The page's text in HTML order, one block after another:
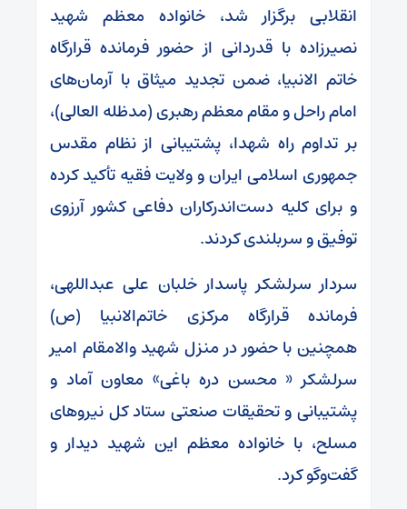
انقلابی برگزار شد، خانواده معظم شهید
نصیرزاده با قدردانی از حضور فرمانده قرارگاه
خاتم الانبیا، ضمن تجدید میثاق با آرمان‌های
امام راحل و مقام معظم رهبری (مدظله العالی)،
بر تداوم راه شهدا، پشتیبانی از نظام مقدس
جمهوری اسلامی ایران و ولایت فقیه تأکید کرده
و برای کلیه دست‌اندرکاران دفاعی کشور آرزوی
توفیق و سربلندی کردند.
سردار سرلشکر پاسدار خلبان علی عبداللهی،
فرمانده قرارگاه مرکزی خاتم‌الانبیا (ص)
همچنین با حضور در منزل شهید والامقام امیر
سرلشکر « محسن دره باغی» معاون آماد و
پشتیبانی و تحقیقات صنعتی ستاد کل نیروهای
مسلح، با خانواده معظم این شهید دیدار و
گفت‌وگو کرد.